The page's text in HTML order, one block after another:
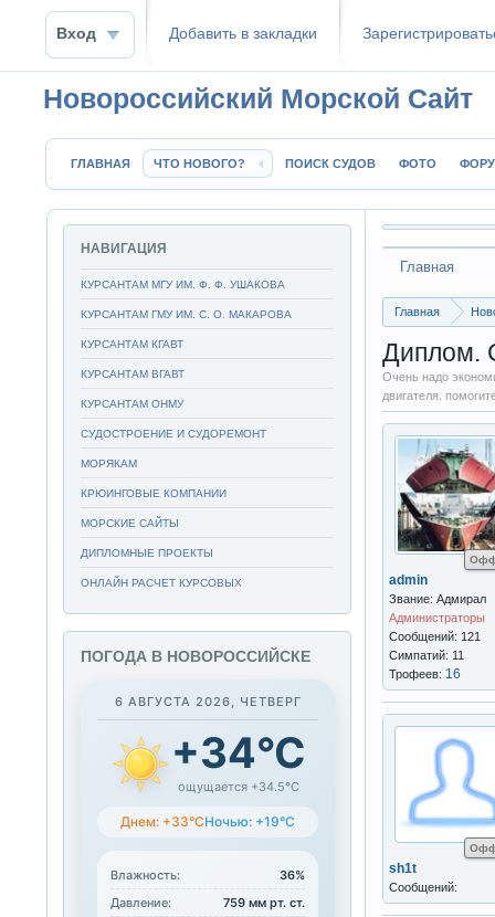
Вход Добавить в закладки
Новороссийский Морской Сайт
ГЛАВНАЯ ЧТО НОВОГО? ПОИСК СУДОВ ФОТО
Главная
Главная
Диплом.
Диплом.
Очень надо
двигателя.
admin
Звание: Адмирал
Администраторы
Сообщений: 121
Симпатий: 11
Трофеев: 16
sh1t
Сообщений:
НАВИГАЦИЯ
КУРСАНТАМ МГУ ИМ. Ф. Ф. УШАКОВА
КУРСАНТАМ ГМУ ИМ. С. О. МАКАРОВА
КУРСАНТАМ КГАВТ
КУРСАНТАМ ВГАВТ
КУРСАНТАМ ОНМУ
СУДОСТРОЕНИЕ И СУДОРЕМОНТ
МОРЯКАМ
КРЮИНГОВЫЕ КОМПАНИИ
МОРСКИЕ САЙТЫ
ДИПЛОМНЫЕ ПРОЕКТЫ
ОНЛАЙН РАСЧЕТ КУРСОВЫХ
ПОГОДА В НОВОРОССИЙСКЕ
6 АВГУСТА 2026, ЧЕТВЕРГ
+34°C
ощущается +34.5°C
Днем: +33°CНочью: +19°C
Влажность:
36%
Давление:
759 мм рт. ст.